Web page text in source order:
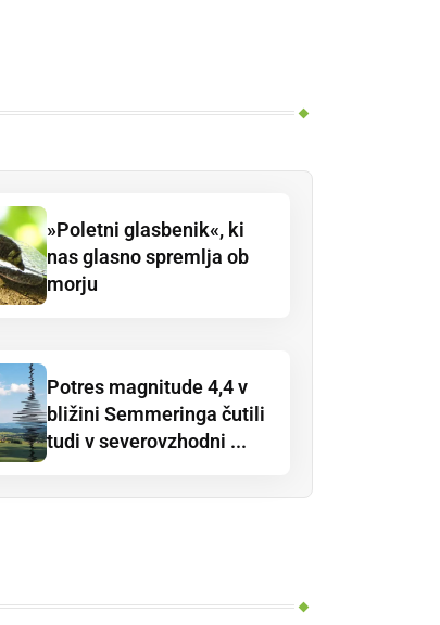
»Poletni glasbenik«, ki
nas glasno spremlja ob
morju
Potres magnitude 4,4 v
bližini Semmeringa čutili
tudi v severovzhodni ...